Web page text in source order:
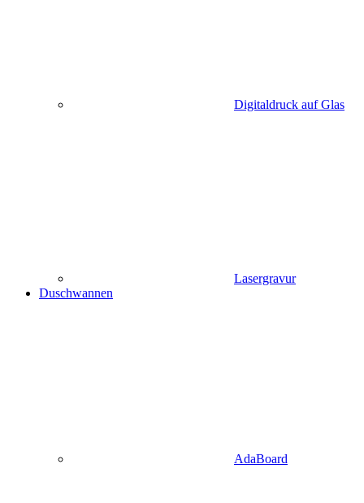
Digitaldruck auf Glas
Lasergravur
Duschwannen
AdaBoard